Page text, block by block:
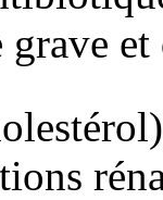
et